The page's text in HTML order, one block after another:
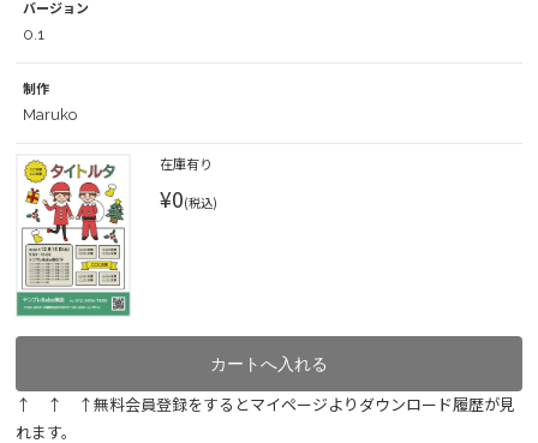
バージョン
0.1
制作
Maruko
在庫有り
¥0(税込)
↑ ↑ ↑無料会員登録をするとマイページよりダウンロード履歴が見
れます。